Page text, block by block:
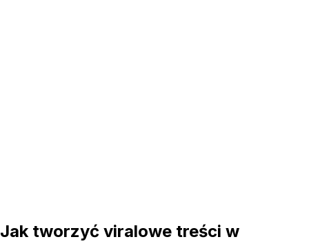
Jak tworzyć viralowe treści w